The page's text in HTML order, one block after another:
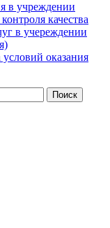
в учреждении
качества
в учереждении
условий оказания